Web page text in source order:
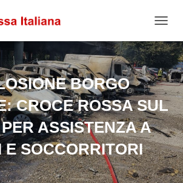
BORGO
CROCE ROSSA SUL
ASSISTENZA A
E SOCCORRITORI